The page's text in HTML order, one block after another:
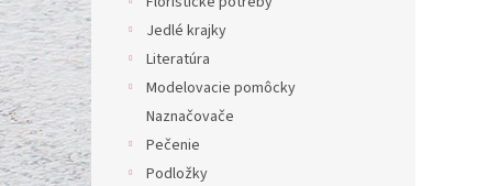
Jedlé krajky
Literatúra
Modelovacie pomôcky
Naznačovače
Pečenie
Podložky